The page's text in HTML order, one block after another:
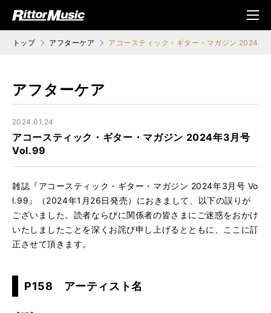
ジック (Rittor Musi
メニ
ュ
トップ アフターケア アコースティック・ギター・マガジン 2024年
アフターケア
2024.01.24
アコースティック・ギター・マガジン 2024年3月号
Vol.99
雑誌『アコースティック・ギター・マガジン 2024年3月号 Vo
l.99』（2024年1月26日発売）におきまして、以下の誤りが
ございました。読者ならびに関係者の皆さまにご迷惑をおかけ
いたしましたことを深くお詫び申し上げるとともに、ここに訂
正させて頂きます。
P158 アーティスト名